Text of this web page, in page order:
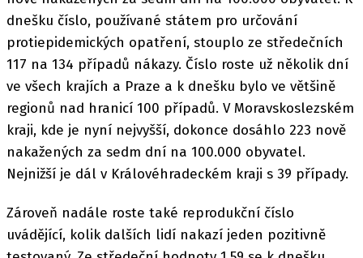
dnešku číslo, používané státem pro určování
protiepidemických opatření, stouplo ze středečních
117 na 134 případů nákazy. Číslo roste už několik dní
ve všech krajích a Praze a k dnešku bylo ve většině
regionů nad hranicí 100 případů. V Moravskoslezském
kraji, kde je nyní nejvyšší, dokonce dosáhlo 223 nově
nakažených za sedm dní na 100.000 obyvatel.
Nejnižší je dál v Královéhradeckém kraji s 39 případy.
Zároveň nadále roste také reprodukční číslo
uvádějící, kolik dalších lidí nakazí jeden pozitivně